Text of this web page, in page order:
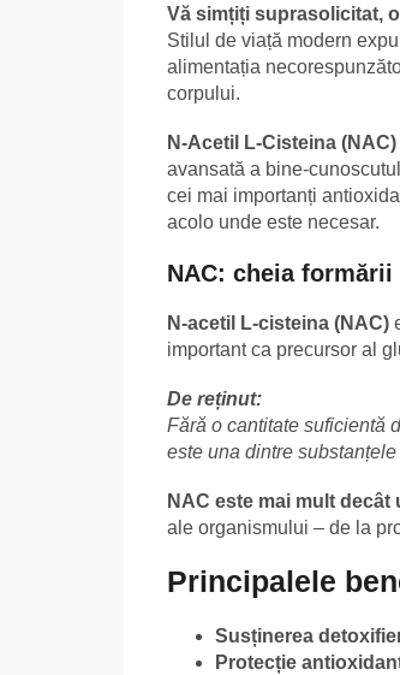
Vă simțiți suprasolicitat,
Stilul de viață modern
alimentația
corpului.
N-Acetil L-Cisteina
avansată a bine-
cei mai importanți
acolo unde este necesar.
NAC: cheia
N-acetil L-cisteina (NAC)
important ca precursor al
De reținut:
Fără o cantitate suficientă
este una dintre
NAC este mai mult
ale organismului – de la
Principalele
Susținerea
Protecție